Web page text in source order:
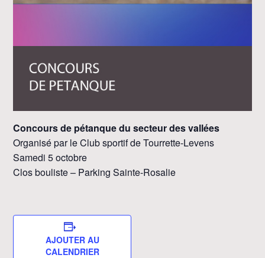
Concours de pétanque du secteur des vallées
Organisé par le Club sportif de Tourrette-Levens
Samedi 5 octobre
Clos bouliste – Parking Sainte-Rosalie
AJOUTER AU
CALENDRIER